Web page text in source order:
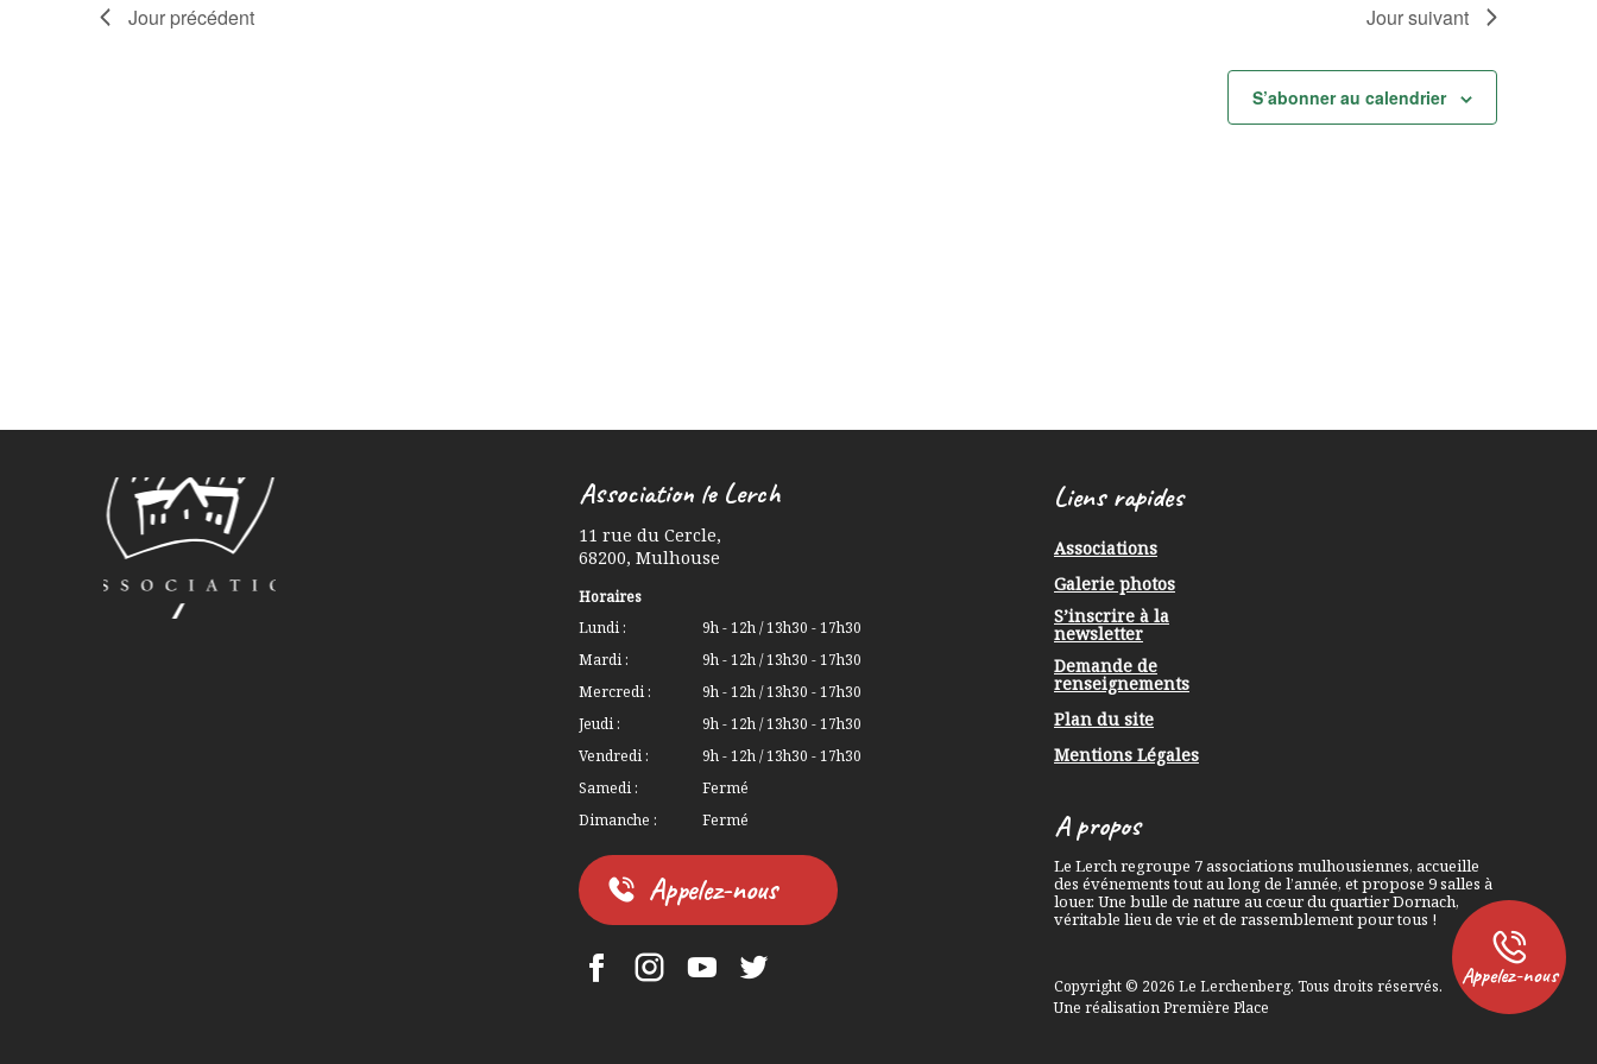
Jour précédent Jour suivant
S’abonner au calendrier
Le Lerchenberg Association à Mulhouse Dornach Association le Lerch
11 rue du Cercle,
68200, Mulhouse
Horaires
Lundi :
9h - 12h / 13h30 - 17h30
Mardi :
9h - 12h / 13h30 - 17h30
Mercredi :
9h - 12h / 13h30 - 17h30
Jeudi :
9h - 12h / 13h30 - 17h30
Vendredi :
9h - 12h / 13h30 - 17h30
Samedi :
Fermé
Dimanche :
Fermé
Appelez-nous
Facebook Lerchenberg
Instagram Lerchenberg
YouTube Lerchenberg
Twitter Lerchenberg
Liens rapides
Associations
Galerie photos
S’inscrire à la
newsletter
Demande de
renseignements
Plan du site
Mentions Légales
A propos
Le Lerch regroupe 7 associations mulhousiennes, accueille
des événements tout au long de l’année, et propose 9 salles à
louer. Une bulle de nature au cœur du quartier Dornach,
véritable lieu de vie et de rassemblement pour tous !
Copyright © 2026Le Lerchenberg. Tous droits réservés.
Une réalisationPremière Place
Appelez-nous